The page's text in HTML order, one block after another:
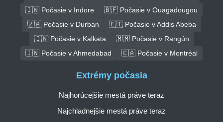
🇮🇳 Počasie v Indore
🇧🇫 Počasie v Ouagadougou
🇿🇦 Počasie v Durban
🇪🇹 Počasie v Addis Abeba
🇮🇳 Počasie v Kalkata
🇲🇲 Počasie v Rangún
🇮🇳 Počasie v Ahmedabad
🇨🇦 Počasie v Montréal
Extrémy počasia
Najhorúcejšie mestá práve teraz
Najchladnejšie mestá práve teraz